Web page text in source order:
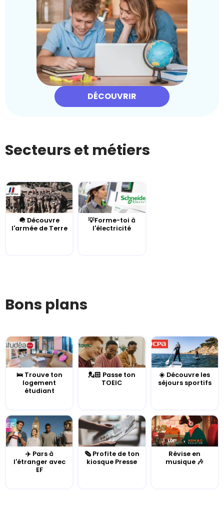
DÉCOUVRIR
Secteurs et métiers
🪖 Découvre
l'armée de Terre
💡Forme-toi à
l'électricité
Bons plans
🛌 Trouve ton
logement
étudiant
💂🏻 Passe ton
TOEIC
☀️ Découvre les
séjours sportifs
✈️ Pars à
l'étranger avec
EF
🗞️ Profite de ton
kiosque Presse
Révise en
musique 🎶